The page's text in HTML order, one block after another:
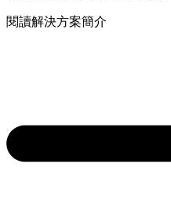
閱讀解決方案簡介